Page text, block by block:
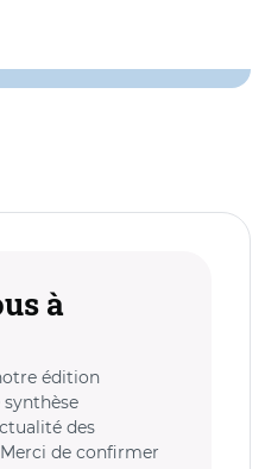
à
édition
des
de confirmer